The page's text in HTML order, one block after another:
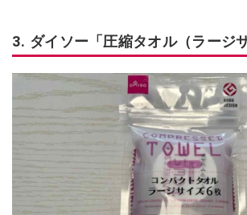
3. ダイソー「圧縮タオル（ラージ